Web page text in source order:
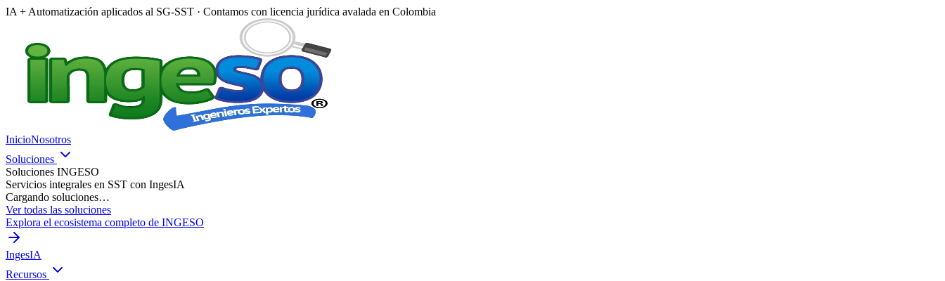
IA + Automatización aplicados al SG-SST · Contamos con licencia jurídica avalada en Colombia
InicioNosotros
Soluciones
Soluciones INGESO
Servicios integrales en SST con IngesIA
Cargando soluciones…
Ver todas las soluciones
Explora el ecosistema completo de INGESO
IngesIA
Recursos